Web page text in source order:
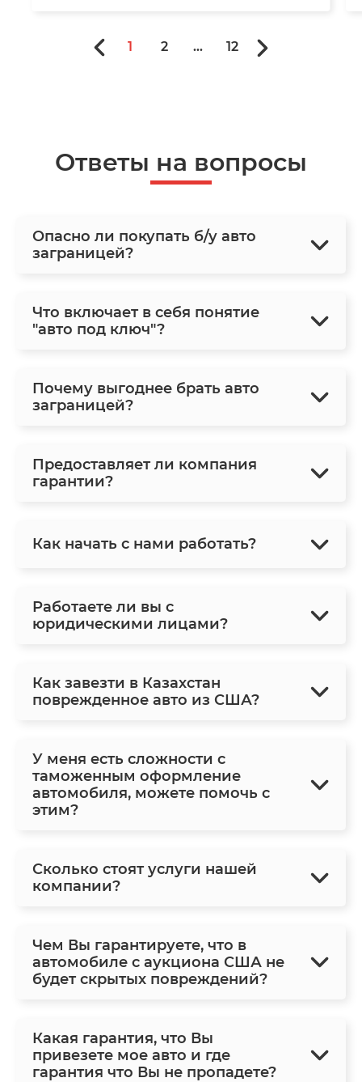
1 2 ... 12
Ответы на вопросы
Опасно ли покупать б/у авто
заграницей?
Что включает в себя понятие
"авто под ключ"?
Почему выгоднее брать авто
заграницей?
Предоставляет ли компания
гарантии?
Как начать с нами работать?
Работаете ли вы с
юридическими лицами?
Как завезти в Казахстан
поврежденное авто из США?
У меня есть сложности с
таможенным оформление
автомобиля, можете помочь с
этим?
Сколько стоят услуги нашей
компании?
Чем Вы гарантируете, что в
автомобиле с аукциона США не
будет скрытых повреждений?
Какая гарантия, что Вы
привезете мое авто и где
гарантия что Вы не пропадете?